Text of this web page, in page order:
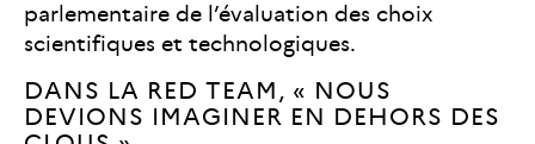
parlementaire de l’évaluation des choix
scientifiques et technologiques.
DANS LA RED TEAM, « NOUS
DEVIONS IMAGINER EN DEHORS DES